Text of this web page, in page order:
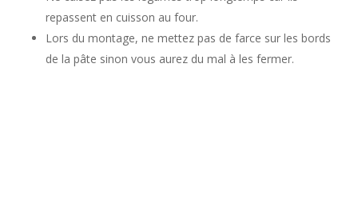
repassent en cuisson au four.
Lors du montage, ne mettez pas de farce sur les bords
de la pâte sinon vous aurez du mal à les fermer.